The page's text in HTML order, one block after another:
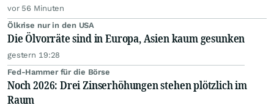
vor 56 Minuten
Ölkrise nur in den USA
Die Ölvorräte sind in Europa, Asien kaum gesunken
gestern 19:28
Fed-Hammer für die Börse
Noch 2026: Drei Zinserhöhungen stehen plötzlich im
Raum